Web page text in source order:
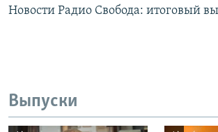
Новости Радио Свобода: итоговый
Выпуски